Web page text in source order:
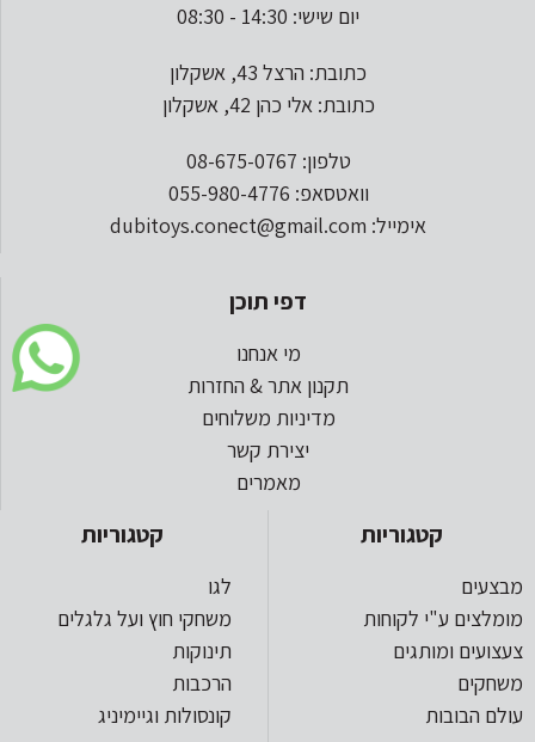
יום שישי: 14:30 - 08:30
כתובת: הרצל 43, אשקלון
כתובת: אלי כהן 42, אשקלון
טלפון: 08-675-0767
וואטסאפ: 055-980-4776
אימייל: dubitoys.conect@gmail.com
דפי תוכן
מי אנחנו
תקנון אתר & החזרות
מדיניות משלוחים
יצירת קשר
מאמרים
קטגוריות
מבצעים
מומלצים ע"י לקוחות
צעצועים ומותגים
משחקים
עולם הבובות
קטגוריות
לגו
משחקי חוץ ועל גלגלים
תינוקות
הרכבות
קונסולות וגיימיניג